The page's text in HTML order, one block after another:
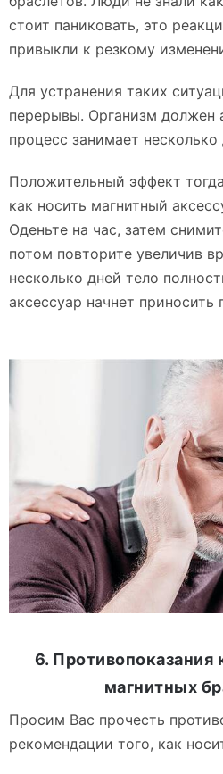
стоит паниковать, это
привыкли к резкому
Для устранения таких
перерывы. Организм должен
процесс занимает несколько
Положительный эффект
как носить магнитный
Оденьте на час, затем
потом повторите увеличив
несколько дней тело
аксессуар начнет
6. Противопоказания
магнитных
Просим Вас прочесть
рекомендации того, как